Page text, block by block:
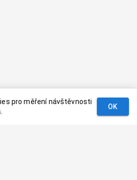
pro měření návštěvnosti
OK